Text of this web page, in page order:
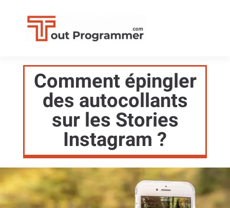
Comment épingler
des autocollants
sur les Stories
Instagram ?